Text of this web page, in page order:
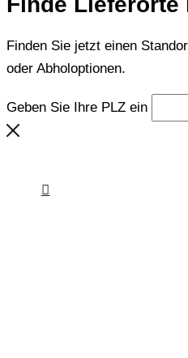
Finden Sie jetzt einen
oder Abholoptionen.
Geben Sie Ihre PLZ ein